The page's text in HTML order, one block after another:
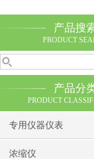
产品搜
PRODUCT
产品分
PRODUCT
专用仪器仪表
浓缩仪